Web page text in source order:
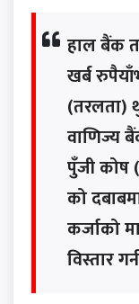
हाल बैंक
खर्ब
(तरलता)
वाणिज्य
पुँजी कोष
को
कर्जाको
विस्तार